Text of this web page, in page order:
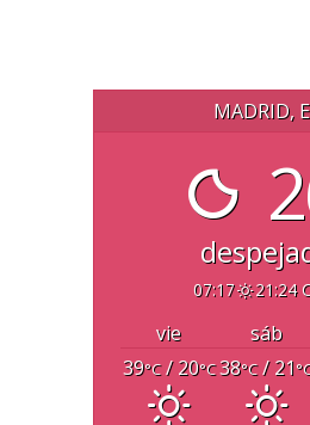
MADRID,
07:17 21:24
vie sáb
39°C/ 20°C38°C/ 21